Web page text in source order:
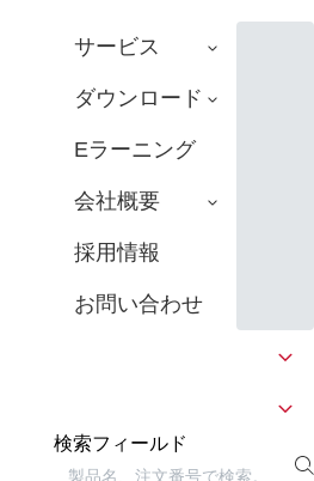
サービス
ダウンロード
Eラーニング
会社概要
採用情報
お問い合わせ
検索フィールド